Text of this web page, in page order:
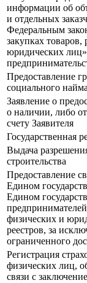
информации об
и отдельных
Федеральным
закупках
юридических
Предоставление
социального найма
Заявление о
о наличии, либо
счету Заявителя
Государственная
Выдача
строительства
Предоставление
Едином
Едином
физических и
реестров, за
ограниченного
Регистрация
физических лиц,
связи с